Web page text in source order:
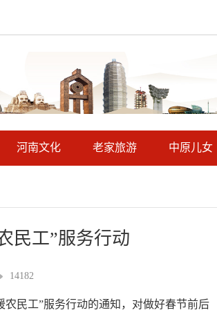
河南文化 老家旅游 中原儿女
民工”服务行动
14182
农民工”服务行动的通知，对做好春节前后